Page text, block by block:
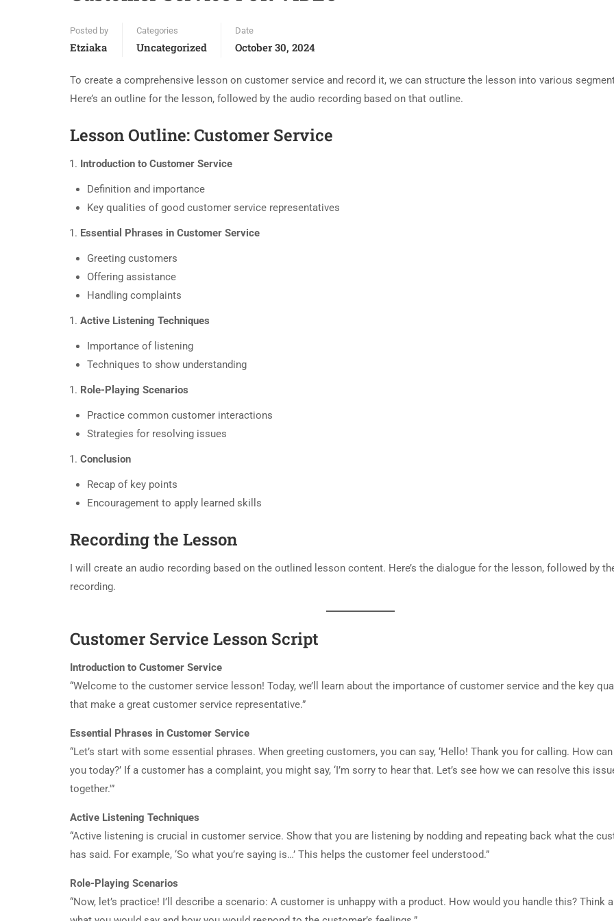
Posted by
Etziaka
Categories
Uncategorized
Date
October 30, 2024
To create a comprehensive lesson on customer service and record it, we can structure the lesson into various
Here’s an outline for the lesson, followed by the audio recording based on that outline.
Lesson Outline: Customer Service
Introduction to Customer Service
Definition and importance
Key qualities of good customer service representatives
Essential Phrases in Customer Service
Greeting customers
Offering assistance
Handling complaints
Active Listening Techniques
Importance of listening
Techniques to show understanding
Role-Playing Scenarios
Practice common customer interactions
Strategies for resolving issues
Conclusion
Recap of key points
Encouragement to apply learned skills
Recording the Lesson
I will create an audio recording based on the outlined lesson content. Here’s the dialogue for the lesson, followed by
recording.
Customer Service Lesson Script
Introduction to Customer Service
“Welcome to the customer service lesson! Today, we’ll learn about the importance of customer service and the key
that make a great customer service representative.”
Essential Phrases in Customer Service
“Let’s start with some essential phrases. When greeting customers, you can say, ‘Hello! Thank you for calling. How
you today?’ If a customer has a complaint, you might say, ‘I’m sorry to hear that. Let’s see how we can resolve this
together.'”
Active Listening Techniques
“Active listening is crucial in customer service. Show that you are listening by nodding and repeating back what the
has said. For example, ‘So what you’re saying is…’ This helps the customer feel understood.”
Role-Playing Scenarios
“Now, let’s practice! I’ll describe a scenario: A customer is unhappy with a product. How would you handle this? Think